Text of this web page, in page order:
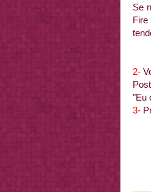
Se
Fire
2-
"Eu
3-